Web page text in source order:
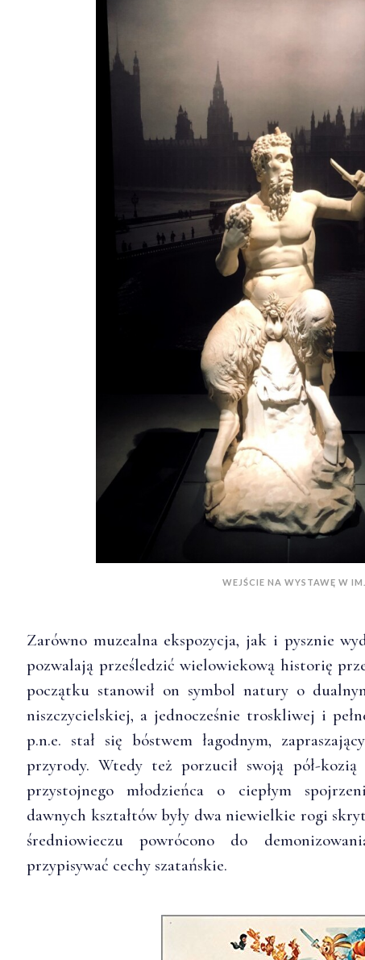
WEJŚCIE NA WYSTAWĘ W
Zarówno muzealna ekspozycja, jak i pysznie
pozwalają prześledzić wielowiekową historię
początku stanowił on symbol natury o
niszczycielskiej, a jednocześnie troskliwej i
p.n.e. stał się bóstwem łagodnym,
przyrody. Wtedy też porzucił swoją pół-
przystojnego młodzieńca o ciepłym
dawnych kształtów były dwa niewielkie rogi
średniowieczu powrócono do
przypisywać cechy szatańskie.